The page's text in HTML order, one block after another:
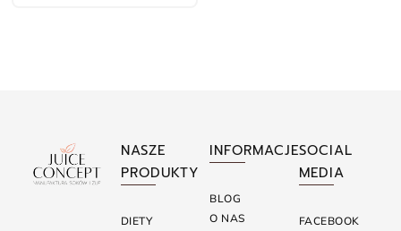
NASZE
PRODUKTY
DIETY
INFORMACJE
BLOG
O NAS
SOCIAL
MEDIA
FACEBOOK